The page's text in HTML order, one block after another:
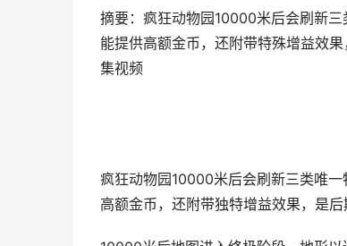
摘要：疯狂动物园10000米后会刷新
能提供高额金币，还附带特殊增益效
集视频
疯狂动物园10000米后会刷新三类唯
高额金币，还附带独特增益效果，是后